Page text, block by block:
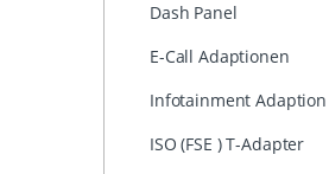
Dash Panel
E-Call Adaptionen
Infotainment Adaption
ISO (FSE ) T-Adapter